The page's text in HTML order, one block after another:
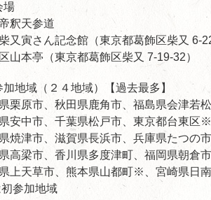
場
釈天参道
又寅さん記念館（東京都葛飾区柴又 6-
山本亭（東京都葛飾区柴又 7-19-32）
加地域（２４地域）【過去最多】
栗原市、秋田県鹿角市、福島県会津若
安中市、千葉県松戸市、東京都台東区
焼津市、滋賀県長浜市、兵庫県たつの
高梁市、香川県多度津町、福岡県朝倉
上天草市、熊本県山都町※、宮崎県日
参加地域